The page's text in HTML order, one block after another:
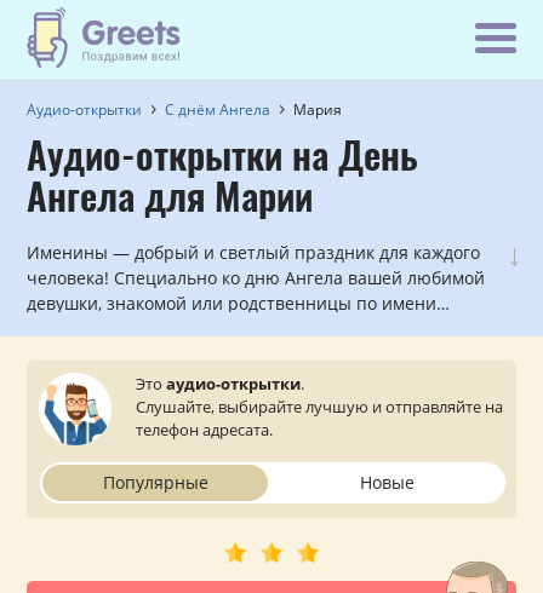
Аудио-открытки С днём Ангела Мария
Аудио-открытки на День
Ангела для Марии
↓
Именины — добрый и светлый праздник для каждого
человека! Специально ко дню Ангела вашей любимой
девушки, знакомой или родственницы по имени
прослушать и отправить с сайта на мобильный
телефон.
Этоаудио-открытки.
Слушайте, выбирайте лучшую и отправляйте на
телефон адресата.
Популярные Новые